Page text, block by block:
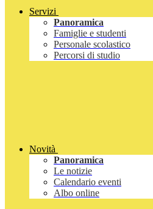
Servizi
Panoramica
Famiglie e studenti
Personale scolastico
Percorsi di studio
Novità
Panoramica
Le notizie
Calendario eventi
Albo online